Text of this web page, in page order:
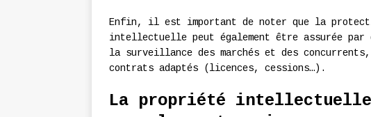
Enfin, il est important de noter que la
intellectuelle peut également être assurée par
la surveillance des marchés et des
contrats adaptés (licences, cessions…).
La propriété